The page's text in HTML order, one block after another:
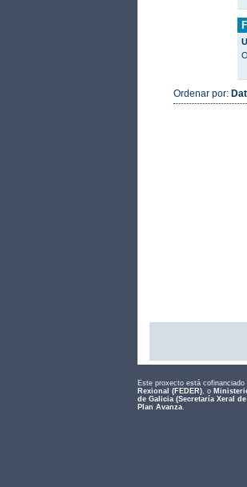
Ordenar por:
Este proxecto está cofinanciado
Rexional (FEDER), o
de Galicia (Secretaría Xeral
Plan Avanza.